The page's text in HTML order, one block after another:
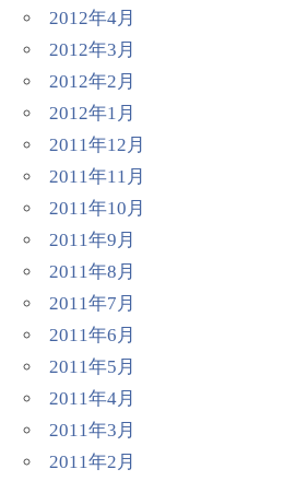
2012年4月
2012年3月
2012年2月
2012年1月
2011年12月
2011年11月
2011年10月
2011年9月
2011年8月
2011年7月
2011年6月
2011年5月
2011年4月
2011年3月
2011年2月